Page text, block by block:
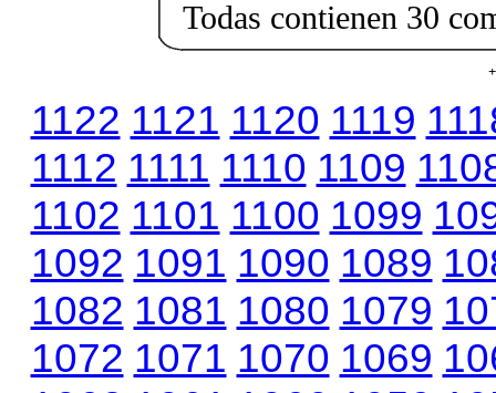
Todas contienen 30
1122 1121 1120 1119
1112 1111 1110 1109
1102 1101 1100 1099
1092 1091 1090 1089
1082 1081 1080 1079
1072 1071 1070 1069